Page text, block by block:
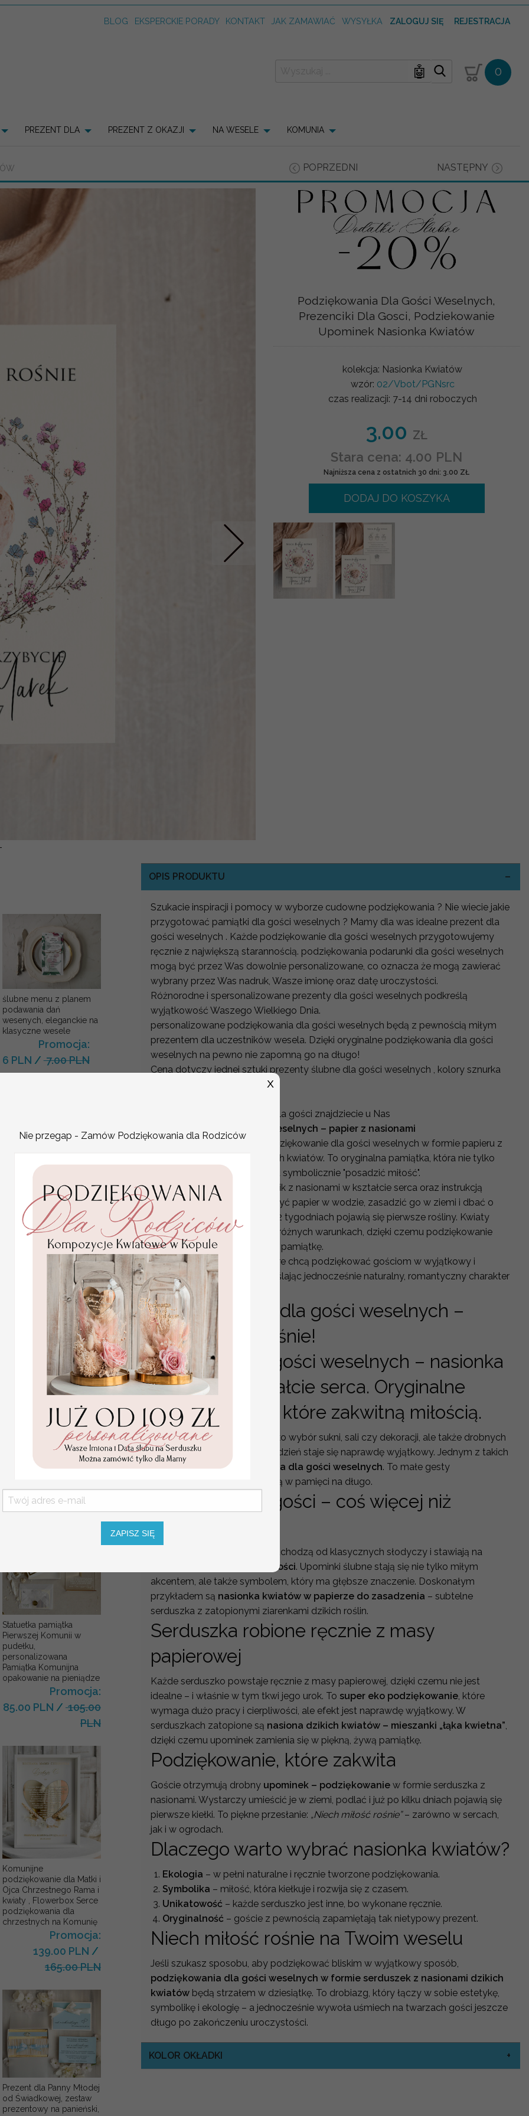
BLOG EKSPERCKIE PORADY KONTAKT JAK ZAMAWIAĆ WYSYŁKA ZALOGUJ SIĘ REJESTRACJA
🤖 0
PREZENT DLA PREZENT Z OKAZJI NA WESELE KOMUNIA
POPRZEDNI NASTĘPNY
Nastepne
Podziękowania Dla Gości Weselnych,
Prezenciki Dla Gosci, Podziekowanie
Upominek Nasionka Kwiatów
kolekcja: Nasionka Kwiatów
wzór: 02/Vbot/PGNsrc
czas realizacji: 7-14 dni roboczych
3.00 ZŁ
Stara cena: 4.00 PLN
Najniższa cena z ostatnich 30 dni: 3.00 ZŁ
DODAJ DO KOSZYKA
ślubne menu z planem
podawania dań
wesenych, eleganckie na
klasyczne wesele
Promocja:
6 PLN /7.00 PLN
prezenty dla gości
weselnych,
personalizowany miod
4.00 PLN
cudowne podziękowania,
sloiczki do miodu
Statuetka pamiątka
Pierwszej Komunii w
pudełku,
personalizowana
Pamiątka Komunijna
opakowanie na pieniądze
Promocja:
85.00 PLN / 105.00
PLN
Komunijne
podziękowanie dla Matki i
Ojca Chrzestnego Rama i
kwiaty , Flowerbox Serce
podziękowania dla
chrzestnych na Komunię
Promocja:
139.00 PLN /
165.00 PLN
Prezent dla Panny Młodej
od Świadkowej, zestaw
prezentowy na panieński,
OPIS PRODUKTU
Szukacie inspiracji i pomocy w wyborze cudowne podziękowania ? Nie wiecie jakie
przygotować pamiątki dla gości weselnych ? Mamy dla was idealne prezent dla
gości weselnych . Każde podziękowanie dla gości weselnych przygotowujemy
ręcznie z największą starannością. podziękowania podarunki dla gości weselnych
mogą być przez Was dowolnie personalizowane, co oznacza że mogą zawierać
wybrany przez Was nadruk, Wasze imionę oraz datę uroczystości.
Różnorodne i spersonalizowane prezenty dla gości weselnych podkreślą
wyjątkowość Waszego Wielkiego Dnia.
personalizowane podziękowania dla gości weselnych będą z pewnością miłym
prezentem dla uczestników wesela. Dzięki oryginalne podziękowania dla gości
weselnych na pewno nie zapomną go na długo!
Cena dotyczy jednej sztuki prezenty ślubne dla gości weselnych , kolory sznurka
Pomysł na ślubne upominki dla gości znajdziecie u Nas
Podziękowania dla gości weselnych – papier z nasionami
Wyjątkowe i ekologiczne podziękowanie dla gości weselnych w formie papieru z
zatopionymi nasionami dzikich kwiatów. To oryginalna pamiątka, która nie tylko
cieszy oko, ale także pozwala symbolicznie "posadzić miłość".
Każdy gość otrzymuje kartonik z nasionami w kształcie serca oraz instrukcją
sadzenia. Wystarczy namoczyć papier w wodzie, zasadzić go w ziemi i dbać o
wilgotne podłoże, a już po 1–2 tygodniach pojawią się pierwsze rośliny. Kwiaty
łatwo się przyjmują i rosną w różnych warunkach, dzięki czemu podziękowanie
zamienia się w piękną i trwałą pamiątkę.
To świetny wybór dla par, które chcą podziękować gościom w wyjątkowy i
symboliczny sposób, podkreślając jednocześnie naturalny, romantyczny charakter
swojego ślubu.
Podziękowania dla gości weselnych –
niech miłość rośnie!
Upominek dla gości weselnych – nasionka
kwiatów w kształcie serca. Oryginalne
podziękowania, które zakwitną miłością.
Organizacja wesela to nie tylko wybór sukni, sali czy dekoracji, ale także drobnych
detali, które sprawiają, że ten dzień staje się naprawdę wyjątkowy. Jednym z takich
elementów sąpodziękowania dla gości weselnych. To małe gesty
wdzięczności, które pozostają w pamięci na długo.
Prezenciki dla gości – coś więcej niż
upominek
Coraz częściej Pary Młode odchodzą od klasycznych słodyczy i stawiają na
oryginalne prezenciki dla gości. Upominki ślubne stają się nie tylko miłym
akcentem, ale także symbolem, który ma głębsze znaczenie. Doskonałym
przykładem są nasionka kwiatów w papierze do zasadzenia – subtelne
serduszka z zatopionymi ziarenkami dzikich roślin.
Serduszka robione ręcznie z masy
papierowej
Każde serduszko powstaje ręcznie z masy papierowej, dzięki czemu nie jest
idealne – i właśnie w tym tkwi jego urok. To super eko podziękowanie , które
wymaga dużo pracy i cierpliwości, ale efekt jest naprawdę wyjątkowy. W
serduszkach zatopione są nasiona dzikich kwiatów – mieszanki „łąka kwietna”
dzięki czemu upominek zamienia się w piękną, żywą pamiątkę.
Podziękowanie, które zakwita
Goście otrzymują drobny upominek – podziękowanie w formie serduszka z
nasionami. Wystarczy umieścić je w ziemi, podlać i już po kilku dniach pojawią się
pierwsze kiełki. To piękne przesłanie: „Niech miłość rośnie”– zarówno w sercach,
jak i w ogrodach.
Dlaczego warto wybrać nasionka kwiatów?
Ekologia – w pełni naturalne i ręcznie tworzone podziękowania.
Symbolika – miłość, która kiełkuje i rozwija się z czasem.
Unikatowość – każde serduszko jest inne, bo wykonane ręcznie.
Oryginalność – goście z pewnością zapamiętają tak nietypowy prezent.
Niech miłość rośnie na Twoim weselu
Jeśli szukasz sposobu, aby podziękować bliskim w wyjątkowy sposób,
podziękowania dla gości weselnych w formie serduszek z nasionami dzikich
kwiatów będą strzałem w dziesiątkę. To drobiazg, który łączy w sobie estetykę,
symbolikę i ekologię – a jednocześnie wywoła uśmiech na twarzach gości jeszcze
długo po zakończeniu uroczystości.
KOLOR OKŁADKI
Nie przegap - Zamów Podziękowania dla Rodziców
ZAPISZ SIĘ
X